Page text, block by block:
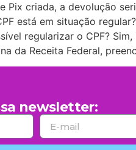
Pix criada, a devolução
está em situação
regularizar o CPF?
da Receita Federal,
newsletter: